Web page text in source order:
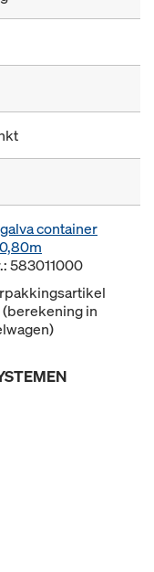
container
583011000
(berekening in